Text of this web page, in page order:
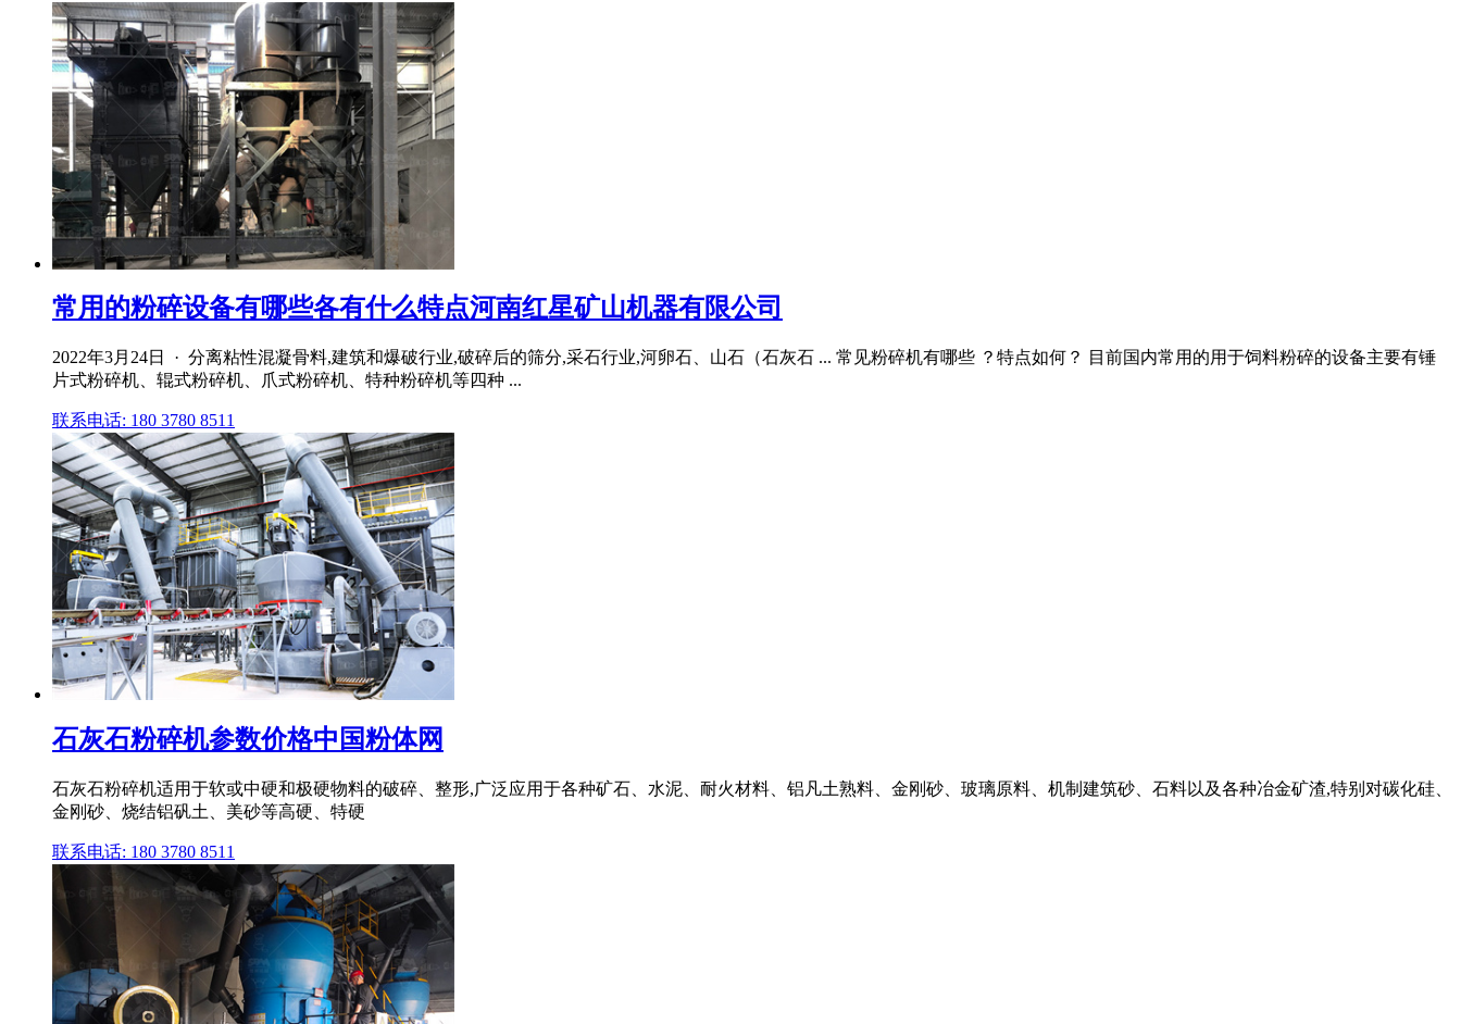
常用的粉碎设备有哪些各有什么特点河南红星矿山机器有限公司
2022年3月24日 · 分离粘性混凝骨料,建筑和爆破行业,破碎后的筛分,采石行业,河卵石、山石（石灰石 ... 常见粉碎机有哪些 ？特点如何？ 目前国内常用的用于饲料粉碎的设备主要有锤
片式粉碎机、辊式粉碎机、爪式粉碎机、特种粉碎机等四种 ...
联系电话: 180 3780 8511
石灰石粉碎机参数价格中国粉体网
石灰石粉碎机适用于软或中硬和极硬物料的破碎、整形,广泛应用于各种矿石、水泥、耐火材料、铝凡土熟料、金刚砂、玻璃原料、机制建筑砂、石料以及各种冶金矿渣,特别对碳化硅、
金刚砂、烧结铝矾土、美砂等高硬、特硬
联系电话: 180 3780 8511